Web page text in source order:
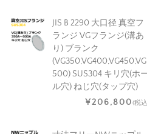
JIS B 2290 大口径 真空フ
ランジ VGフランジ(溝あ
り) ブランク
(VG350,VG400,VG450,VG
500) SUS304 キリ穴(ホ
ル穴) ねじ穴(タップ穴)
¥206,800(税